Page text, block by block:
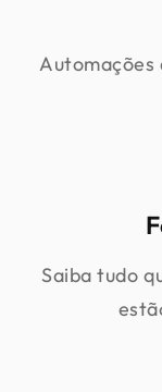
Automações
Saiba tudo